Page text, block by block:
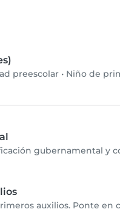
preescolar • Niño de
gubernamental y
auxilios. Ponte